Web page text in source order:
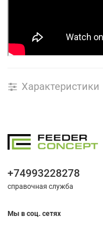
Характеристики
+74993228278
справочная служба
Мы в соц. сетях